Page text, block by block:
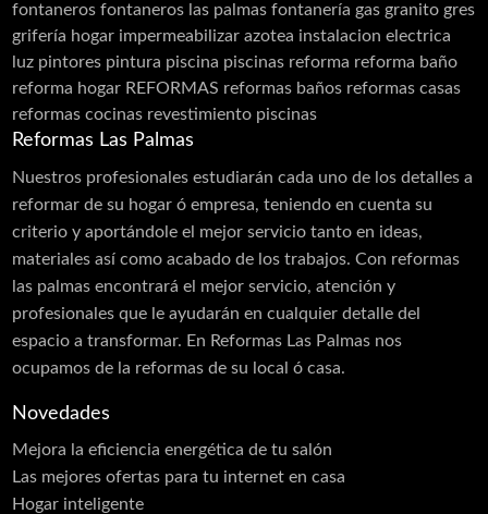
fontaneros fontaneros las palmas fontanería gas granito gres
grifería hogar impermeabilizar azotea instalacion electrica
luz pintores pintura piscina piscinas reforma reforma baño
reforma hogar REFORMAS reformas baños reformas casas
reformas cocinas revestimiento piscinas
Reformas Las Palmas
Nuestros profesionales estudiarán cada uno de los detalles a
reformar de su hogar ó empresa, teniendo en cuenta su
criterio y aportándole el mejor servicio tanto en ideas,
materiales así como acabado de los trabajos. Con reformas
las palmas encontrará el mejor servicio, atención y
profesionales que le ayudarán en cualquier detalle del
espacio a transformar. En Reformas Las Palmas nos
ocupamos de la reformas de su local ó casa.
Novedades
Mejora la eficiencia energética de tu salón
Las mejores ofertas para tu internet en casa
Hogar inteligente